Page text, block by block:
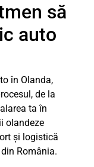
să
auto
în Olanda,
de la
ta în
olandeze
și logistică
România.